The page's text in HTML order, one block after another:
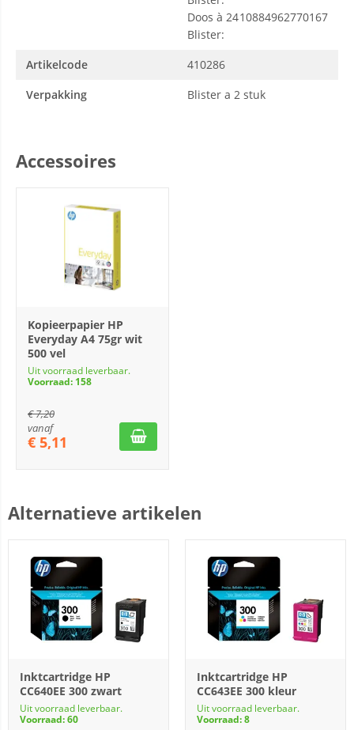
Doos à 24
Blister:
10884962770167
Artikelcode
410286
Verpakking
Blister a 2 stuk
Accessoires
Kopieerpapier HP
Everyday A4 75gr wit
500 vel
Uit voorraad leverbaar.
Voorraad: 158
€7,20
vanaf
€ 5,11
Alternatieve artikelen
Inktcartridge HP
CC640EE 300 zwart
Uit voorraad leverbaar.
Voorraad: 60
Inktcartridge HP
CC643EE 300 kleur
Uit voorraad leverbaar.
Voorraad: 8